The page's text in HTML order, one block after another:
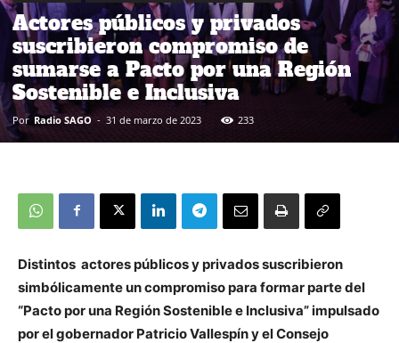
Actores públicos y privados
suscribieron compromiso de
sumarse a Pacto por una Región
Sostenible e Inclusiva
Por Radio SAGO - 31 de marzo de 2023 233
Distintos actores públicos y privados suscribieron
simbólicamente un compromiso para formar parte del
“Pacto por una Región Sostenible e Inclusiva” impulsado
por el gobernador Patricio Vallespín y el Consejo